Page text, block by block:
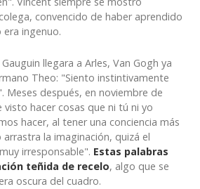
convencido de haber aprendido
era ingenuo.
llegara a Arles, Van Gogh ya
Theo: "Siento instintivamente
Meses después, en noviembre de
visto hacer cosas que ni tú ni yo
hacer, al tener una conciencia más
arrastra la imaginación, quizá el
irresponsable". Estas palabras
teñida de recelo, algo que se
oscura del cuadro.